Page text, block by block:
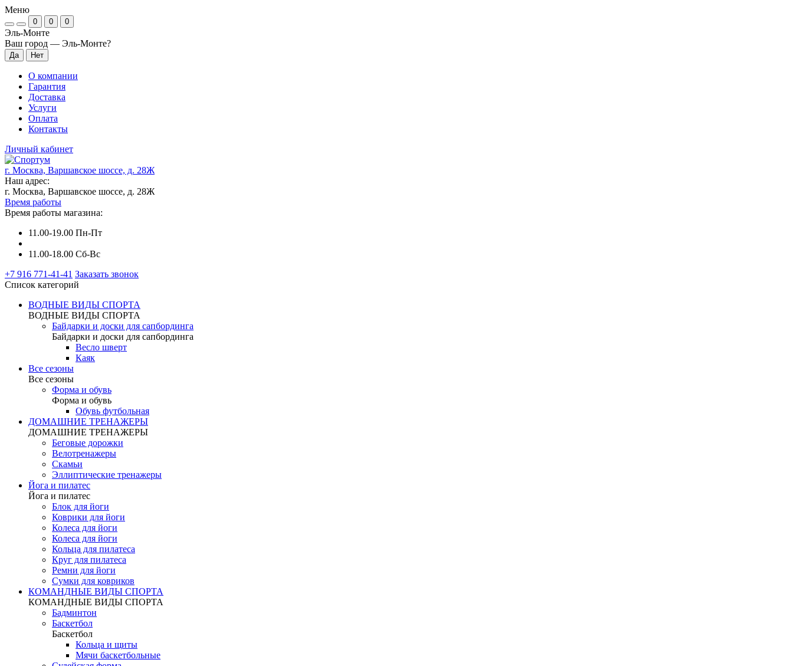
Меню
0 0 0
Эль-Монте
Ваш город — Эль-Монте?
О компании
Гарантия
Доставка
Услуги
Оплата
Контакты
Личный кабинет
г. Москва, Варшавское шоссе, д. 28Ж
Наш адрес:
г. Москва, Варшавское шоссе, д. 28Ж
Время работы
Время работы магазина:
11.00-19.00 Пн-Пт
11.00-18.00 Сб-Вс
+7 916 771-41-41 Заказать звонок
Список категорий
ВОДНЫЕ ВИДЫ СПОРТА
ВОДНЫЕ ВИДЫ СПОРТА
Байдарки и доски для сапбординга
Байдарки и доски для сапбординга
Весло шверт
Каяк
Все сезоны
Все сезоны
Форма и обувь
Форма и обувь
Обувь футбольная
ДОМАШНИЕ ТРЕНАЖЕРЫ
ДОМАШНИЕ ТРЕНАЖЕРЫ
Беговые дорожки
Велотренажеры
Скамьи
Эллиптические тренажеры
Йога и пилатес
Йога и пилатес
Блок для йоги
Коврики для йоги
Колеса для йоги
Колеса для йоги
Кольца для пилатеса
Круг для пилатеса
Ремни для йоги
Сумки для ковриков
КОМАНДНЫЕ ВИДЫ СПОРТА
КОМАНДНЫЕ ВИДЫ СПОРТА
Бадминтон
Баскетбол
Баскетбол
Кольца и щиты
Мячи баскетбольные